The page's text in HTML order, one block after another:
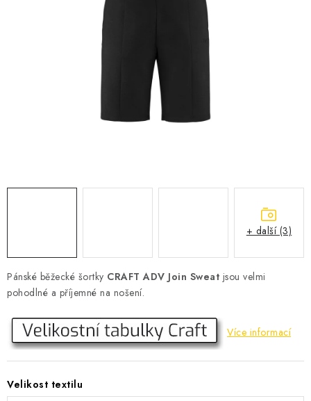
DÁRKOVÉ POUKAZY
MEGA SLEVY
NOVINKY MIZUNO
NOVINKY INOV-8
Pánské běžecké šortky CRAFT ADV Join Sweat jsou velmi
pohodlné a příjemné na nošení.
Více informací
Velikost textilu
+ další (3)